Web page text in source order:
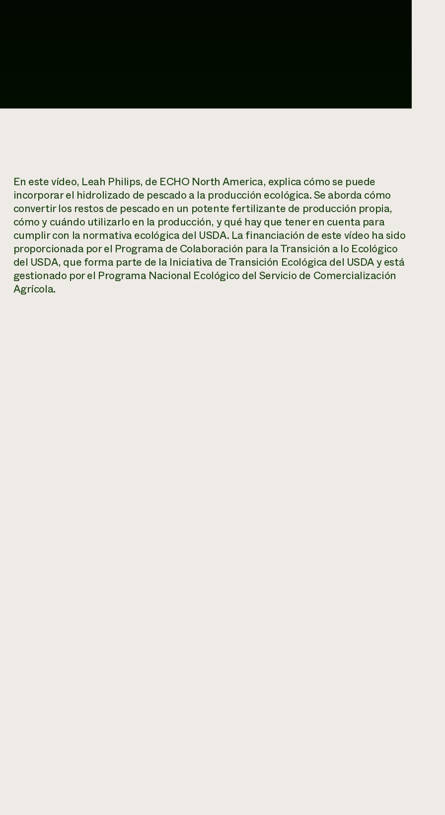
En este vídeo, Leah Philips, de ECHO North America, explica cómo se puede
incorporar el hidrolizado de pescado a la producción ecológica. Se aborda cómo
convertir los restos de pescado en un potente fertilizante de producción propia,
cómo y cuándo utilizarlo en la producción, y qué hay que tener en cuenta para
cumplir con la normativa ecológica del USDA. La financiación de este vídeo ha sido
proporcionada por el Programa de Colaboración para la Transición a lo Ecológico
del USDA, que forma parte de la Iniciativa de Transición Ecológica del USDA y está
gestionado por el Programa Nacional Ecológico del Servicio de Comercialización
Agrícola.